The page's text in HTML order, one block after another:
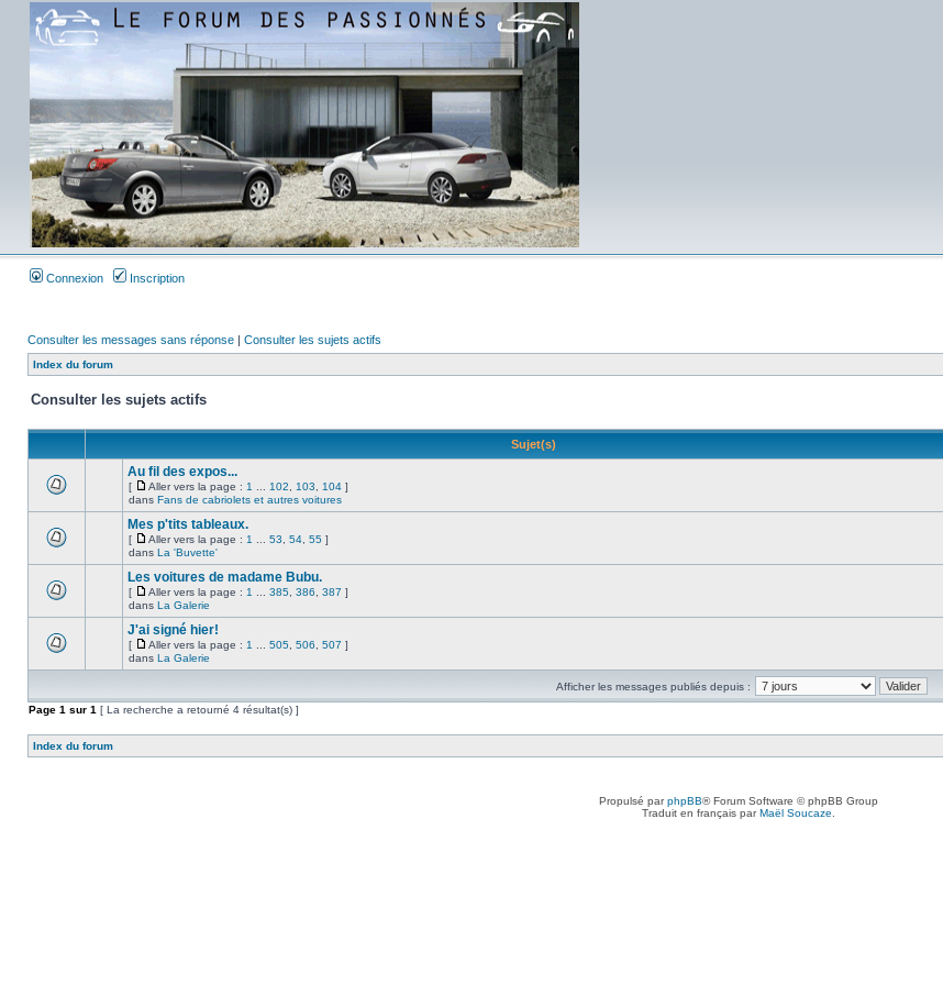
Connexion Inscription
Consulter les messages sans réponse | Consulter les sujets actifs
Index du forum
Consulter les sujets actifs
Sujet(s)
Au fil des expos...
[ Aller vers la page : 1 102 103 104 ]
dans Fans de cabriolets et autres voitures
Mes p'tits tableaux.
[ Aller vers la page : 1 53 54 55 ]
dans La 'Buvette'
Les voitures de madame Bubu.
[ Aller vers la page : 1 385 386 387 ]
dans La Galerie
J'ai signé hier!
[ Aller vers la page : 1 505 506 507 ]
dans La Galerie
Afficher les messages publiés depuis :
Page 1 sur 1 [ La recherche a retourné 4 résultat(s) ]
Index du forum
Propulsé parphpBB® Forum Software © phpBB Group
Traduit en français parMaël Soucaze